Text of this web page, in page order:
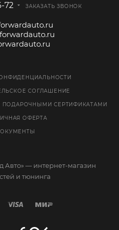
72 ЗАКАЗАТЬ ЗВОНОК
СОГЛАШЕНИЕ
ПОДАРОЧНЫМИ СЕРТИФИКАТАМИ
ОФЕРТА
Авто» — интернет-магазин
и тюнинга